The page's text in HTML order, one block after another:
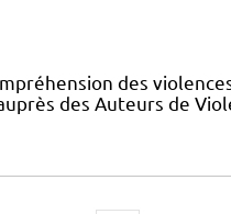
des
des Auteurs de